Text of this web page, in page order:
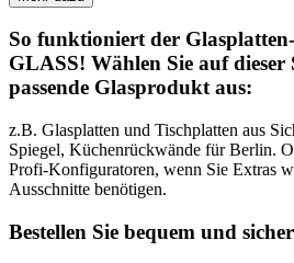
So funktioniert der
GLASS! Wählen Sie auf dieser
passende Glasprodukt aus:
z.B. Glasplatten und Tischplatten aus
Spiegel, Küchenrückwände für Berlin.
Profi-Konfiguratoren, wenn Sie Extras
Ausschnitte benötigen.
Bestellen Sie bequem und